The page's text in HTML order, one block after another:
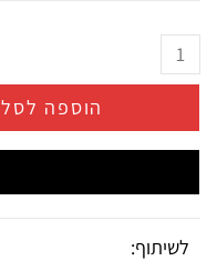
הוספה לסל
לשיתוף: